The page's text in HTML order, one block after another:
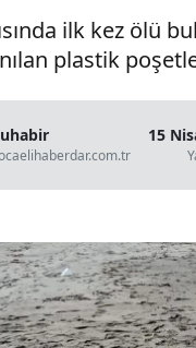
ilk kez ölü
plastik
15